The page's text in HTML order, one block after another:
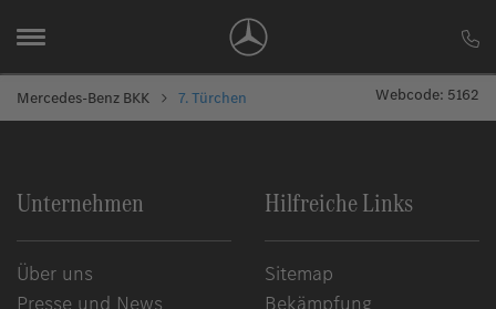
Mercedes-Benz BKK 7. Türchen Webcode: 5162
Unternehmen
Über uns
Presse und News
Hilfreiche Links
Sitemap
Bekämpfung